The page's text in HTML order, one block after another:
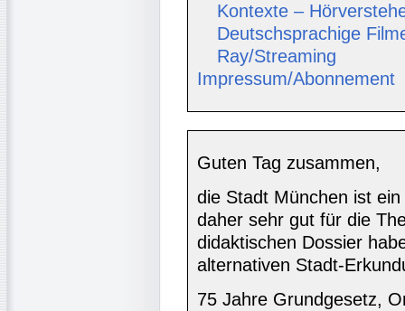
Kontexte –
Deutschsprachige
Ray/Streaming
Impressum/Abonnement
Guten Tag zusammen,
die Stadt München ist
daher sehr gut für die
didaktischen Dossier
alternativen Stadt-
75 Jahre Grundgesetz,